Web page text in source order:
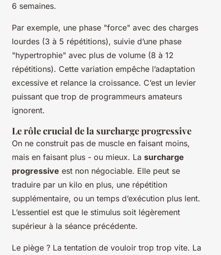
6 semaines.
Par exemple, une phase "force" avec des charges
lourdes (3 à 5 répétitions), suivie d’une phase
"hypertrophie" avec plus de volume (8 à 12
répétitions). Cette variation empêche l’adaptation
excessive et relance la croissance. C’est un levier
puissant que trop de programmeurs amateurs
ignorent.
Le rôle crucial de la surcharge progressive
On ne construit pas de muscle en faisant moins,
mais en faisant plus - ou mieux. La surcharge
progressive est non négociable. Elle peut se
traduire par un kilo en plus, une répétition
supplémentaire, ou un temps d’exécution plus lent.
L’essentiel est que le stimulus soit légèrement
supérieur à la séance précédente.
Le piège ? La tentation de vouloir trop trop vite. La